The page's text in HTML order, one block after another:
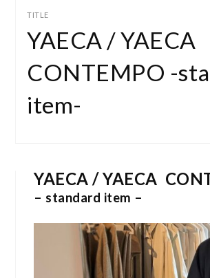
YAECA / YAECA
CONTEMPO -
item-
YAECA /YAECA
– standard item –